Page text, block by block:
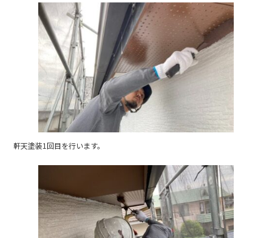
c
e
b
o
o
k
e
軒天塗装1回目を行います。